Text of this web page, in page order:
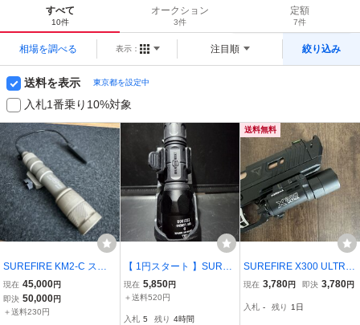
ブランドをフォロー
をチェック！
すべて
10件
オークション
3件
定額
7件
相場を調べる 表示： 注目順 絞り込み
送料を表示 東京都を設定中
入札1番乗り10%対象
SUREFIRE KM2-C スカ
ウトライト ウェポンラ
イト DE
現在 45,000円
即決 50,000円
＋送料230円
【 1円スタート 】SUREF
IRE シュアファイア G2X
NEXTORCH V51 ライト
現在 5,850円
＋送料520円
入札 5 残り 4時間
送料無料
SUREFIRE X300 ULTRA
タイプ ウェポンライ
ト ライラクスホルスタ
現在 3,780円 即決 3,780円
入札 - 残り 1日